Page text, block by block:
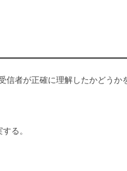
者が正確に理解したかどうか
る。